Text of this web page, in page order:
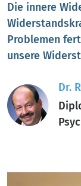
Die innere
Problemen
unsere
Dr.